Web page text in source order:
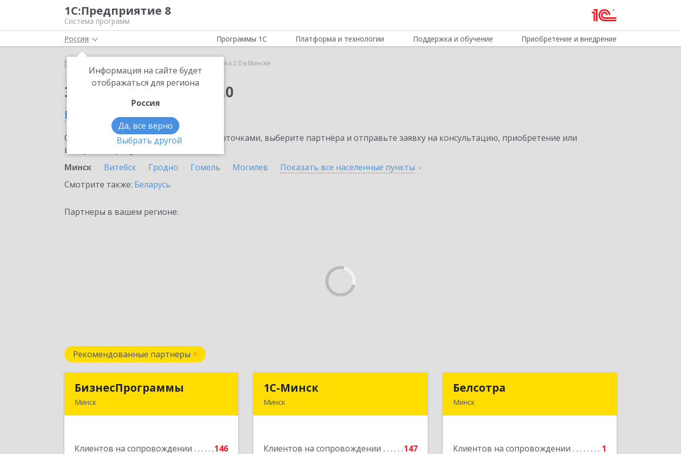
1С:Предприятие 8
Система программ
Россия
Информация на сайте будет
отображаться для региона
Россия
Да, все верно
Выбрать другой
Программы 1С Платформа и технологии Поддержка и обучение Приобретение и внедрение
Главная 1С:Сверка 2.0 в Минске
Заказать 1С:Сверка 2.0
в Минске
Ознакомьтесь с информационными карточками, выберите партнёра и отправьте заявку на консультацию, приобретение или
внедрение продукта.
Минск
Витебск Гродно Гомель Могилев Показать все населенные пункты
Смотрите также: Беларусь
Партнеры в вашем регионе:
Рекомендованные партнеры
БизнесПрограммы
Минск
Клиентов на сопровождении
146
БизнесПрограммы
Подробнее
1С-Минск
Минск
Клиентов на сопровождении
147
Подробнее
Белсотра
Минск
Клиентов на сопровождении 1
Подробнее